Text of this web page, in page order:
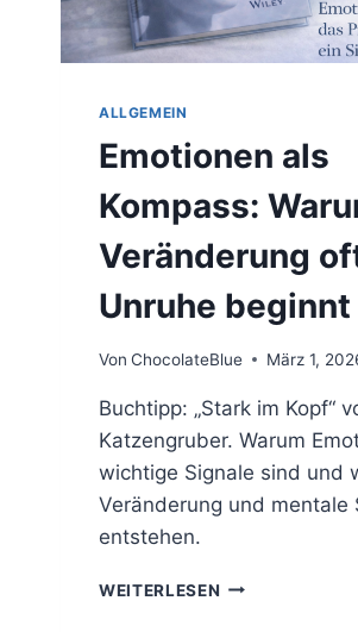
ALLGEMEIN
Emotionen als
Kompass:
Veränderung
Unruhe beginnt
Von ChocolateBlue März 1,
Buchtipp: „Stark im Kopf“
Katzengruber. Warum
wichtige Signale sind und
Veränderung und mentale
entstehen.
WEITERLESEN EMOTIONEN